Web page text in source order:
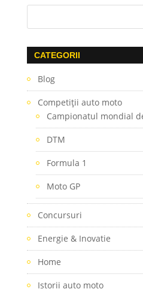
CATEGORII
Blog
Competiţii auto moto
Campionatul mondial
DTM
Formula 1
Moto GP
Concursuri
Energie & Inovatie
Home
Istorii auto moto